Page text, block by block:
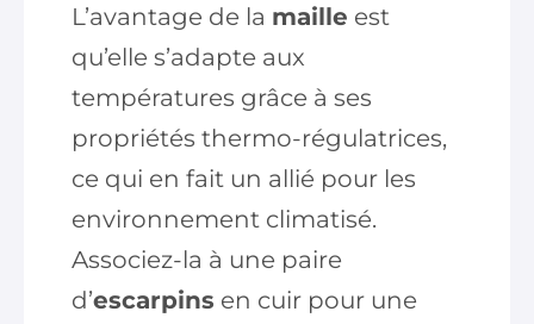
L’avantage de la maille est
qu’elle s’adapte aux
températures grâce à ses
propriétés thermo-régulatrices,
ce qui en fait un allié pour les
environnement climatisé.
Associez-la à une paire
d’escarpins en cuir pour une